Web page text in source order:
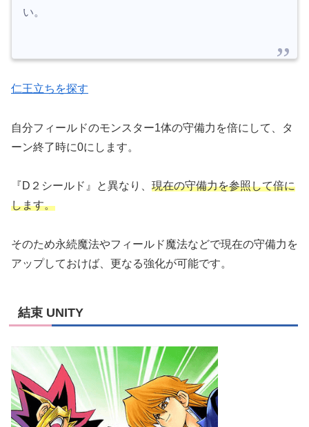
い。
仁王立ちを探す
自分フィールドのモンスター1体の守備力を倍にして、タ
ーン終了時に0にします。
『D２シールド』と異なり、 現在の守備力を参照して倍に
します。
そのため永続魔法やフィールド魔法などで現在の守備力を
アップしておけば、更なる強化が可能です。
結束 UNITY